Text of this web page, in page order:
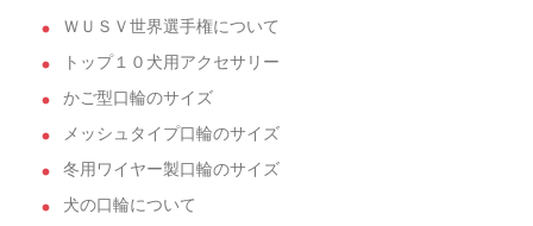
ＷＵＳＶ世界選手権について
トップ１０犬用アクセサリー
かご型口輪のサイズ
メッシュタイプ口輪のサイズ
冬用ワイヤー製口輪のサイズ
犬の口輪について